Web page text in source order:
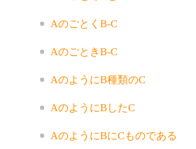
AのごとくB-C
AのごときB-C
AのようにB種類のC
AのようにBしたC
AのようにBにCものである